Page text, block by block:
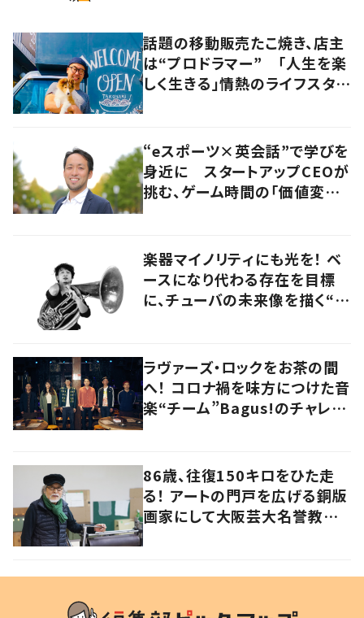
話題の移動販売たこ焼き、店主
は“プロドラマー” 「人生を楽
しく生きる」情熱のライフスタイ
“eスポーツ×英会話”で学びを
身近に スタートアップCEOが
挑む、ゲーム時間の「価値変容」
楽器マイノリティにも光を！ ベ
ースになり代わる存在を目標
に、チューバの未来像を描く“ブ
ラヴァーズ・ロックをお茶の間
へ！ コロナ禍を味方につけた音
楽“チーム”Bagus!のチャレン
86歳、往復150キロをひた走
る！ アートの門戸を広げる銅版
画家にして大阪芸大名誉教授・